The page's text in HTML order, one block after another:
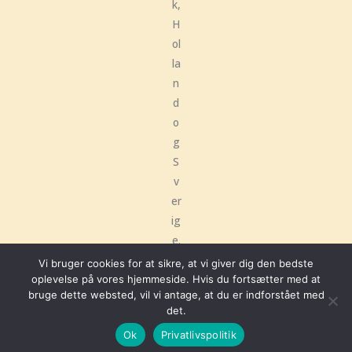
k,
H
ol
la
n
d
o
g
S
v
er
ig
e.
Copyright © 2026 Frøken Kindrød | Hjemmeside udviklet afHellodigital
Vi bruger cookies for at sikre, at vi giver dig den bedste
oplevelse på vores hjemmeside. Hvis du fortsætter med at
bruge dette websted, vil vi antage, at du er indforstået med
det.
Ok
Privatlivspolitik